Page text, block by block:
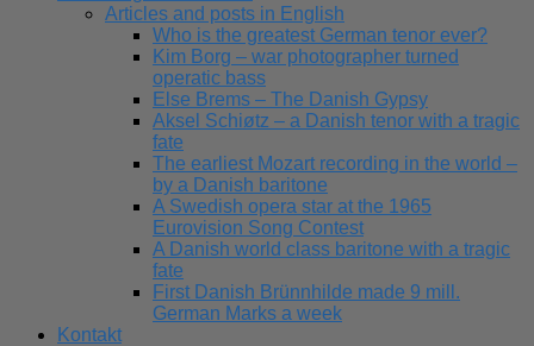
Articles and posts in English
Who is the greatest German tenor ever?
Kim Borg – war photographer turned
operatic bass
Else Brems – The Danish Gypsy
Aksel Schiøtz – a Danish tenor with a tragic
fate
The earliest Mozart recording in the world –
by a Danish baritone
A Swedish opera star at the 1965
Eurovision Song Contest
A Danish world class baritone with a tragic
fate
First Danish Brünnhilde made 9 mill.
German Marks a week
Kontakt